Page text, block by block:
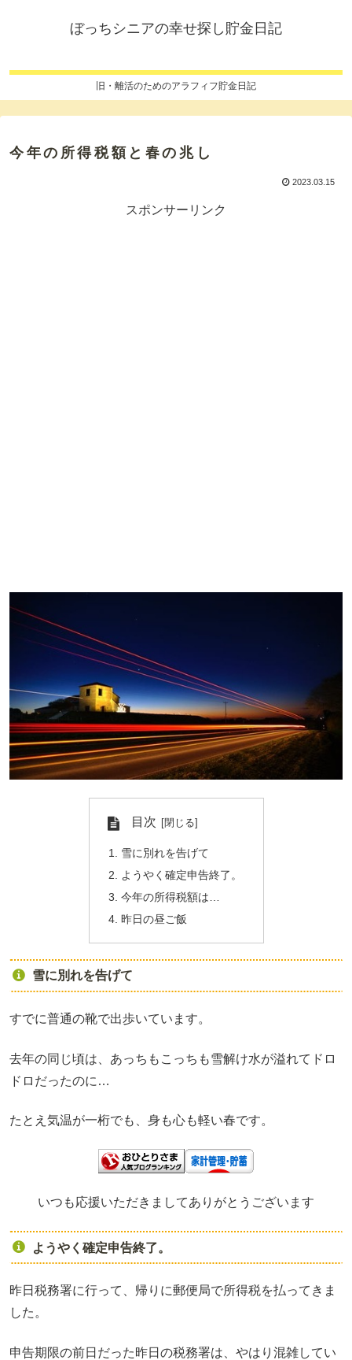
ぼっちシニアの幸せ探し貯金日記
旧・離活のためのアラフィフ貯金日記
今年の所得税額と春の兆し
2023.03.15
スポンサーリンク
目次
雪に別れを告げて
ようやく確定申告終了。
今年の所得税額は…
昨日の昼ご飯
雪に別れを告げて
すでに普通の靴で出歩いています。
去年の同じ頃は、あっちもこっちも雪解け水が溢れてドロ
ドロだったのに…
たとえ気温が一桁でも、身も心も軽い春です。
いつも応援いただきましてありがとうございます
ようやく確定申告終了。
昨日税務署に行って、帰りに郵便局で所得税を払ってきま
した。
申告期限の前日だった昨日の税務署は、やはり混雑してい